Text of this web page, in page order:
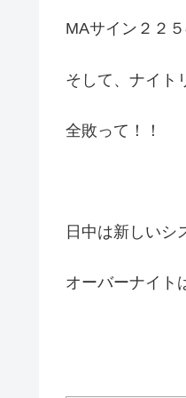
MAサイン２２
そして、ナイト
全敗って！！
日中は新しいシ
オーバーナイト